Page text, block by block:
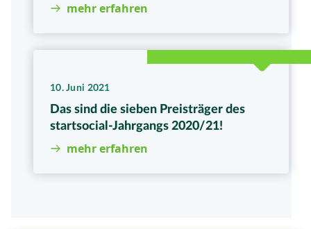
mehr erfahren
10. Juni 2021
Das sind die sieben Preisträger des
startsocial-Jahrgangs 2020/21!
mehr erfahren